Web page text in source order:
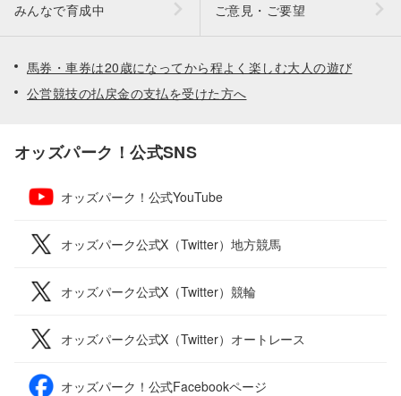
みんなで育成中 ご意見・ご要望
馬券・車券は20歳になってから程よく楽しむ大人の遊び
公営競技の払戻金の支払を受けた方へ
オッズパーク！公式SNS
オッズパーク！公式YouTube
オッズパーク公式X（Twitter）地方競馬
オッズパーク公式X（Twitter）競輪
オッズパーク公式X（Twitter）オートレース
オッズパーク！公式Facebookページ